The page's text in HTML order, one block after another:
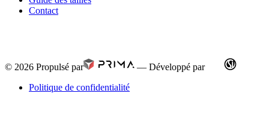
Contact
© 2026 Propulsé par — Développé par
Politique de confidentialité